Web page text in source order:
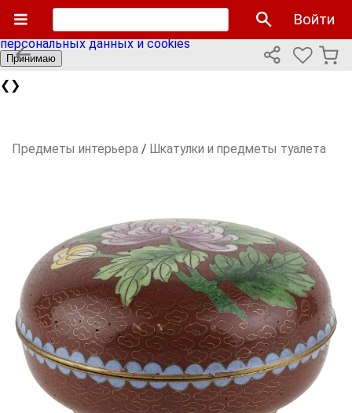
Мы используем cookies файлы для улучшения работы
сайта и персонализации. Продолжая пользоваться сайтом
вы соглашаетесь с нашейполитикой использования
персональных данных и cookies
Принимаю
❮ ❯
Войти
Предметы интерьера / Шкатулки и предметы туалета